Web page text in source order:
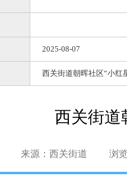
2025-08-07
西关街道朝晖社区“小红
西关街道
来源：西关街道 浏